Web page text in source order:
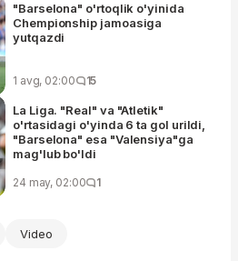
"Barselona" o'rtoqlik o'yinida
Chempionship jamoasiga
yutqazdi
1 avg, 02:00 15
La Liga. "Real" va "Atletik"
o'rtasidagi o'yinda 6 ta gol urildi,
"Barselona" esa "Valensiya"ga
mag'lub bo'ldi
24 may, 02:00 1
Video